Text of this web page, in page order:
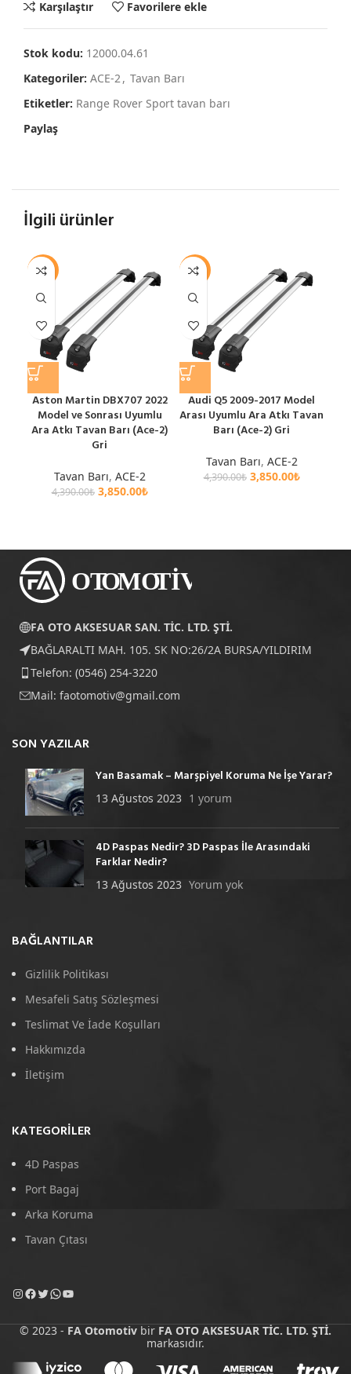
Karşılaştır Favorilere ekle
Stok kodu: 12000.04.61
Kategoriler: ACE-2, Tavan Barı
Etiketler: Range Rover Sport tavan barı
Paylaş
İlgili ürünler
-12%
Aston Martin DBX707 2022
Model ve Sonrası Uyumlu
Ara Atkı Tavan Barı (Ace-2)
Gri
Tavan Barı, ACE-2
4,390.00₺ 3,850.00₺
-12%
Audi Q5 2009-2017 Model
Arası Uyumlu Ara Atkı Tavan
Barı (Ace-2) Gri
Tavan Barı, ACE-2
4,390.00₺ 3,850.00₺
FA OTO AKSESUAR SAN. TİC. LTD. ŞTİ.
BAĞLARALTI MAH. 105. SK NO:26/2A BURSA/YILDIRIM
Telefon: (0546) 254-3220
Mail: faotomotiv@gmail.com
SON YAZILAR
Yan Basamak – Marşpiyel Koruma Ne İşe Yarar?
13 Ağustos 2023 1 yorum
4D Paspas Nedir? 3D Paspas İle Arasındaki
Farklar Nedir?
13 Ağustos 2023 Yorum yok
BAĞLANTILAR
Gizlilik Politikası
Mesafeli Satış Sözleşmesi
Teslimat Ve İade Koşulları
Hakkımızda
İletişim
KATEGORILER
4D Paspas
Port Bagaj
Arka Koruma
Tavan Çıtası
© 2023 - FA Otomotiv bir FA OTO AKSESUAR TİC. LTD. ŞTİ.
markasıdır.